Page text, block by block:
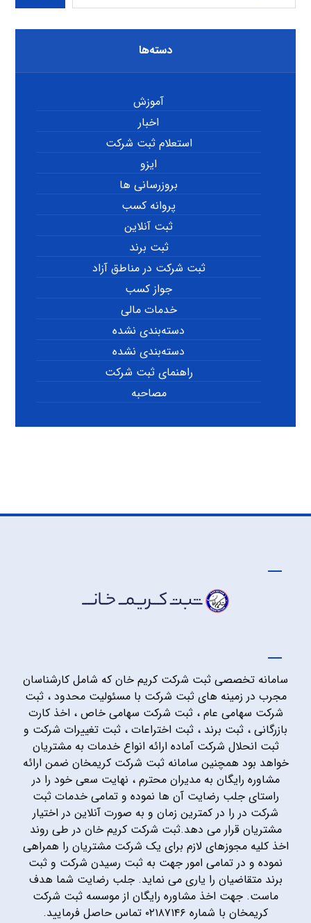
دسته‌ها
آموزش
اخبار
استعلام ثبت شرکت
ایزو
بروزرسانی ها
پروانه کسب
ثبت آنلاین
ثبت برند
ثبت شرکت در مناطق آزاد
جواز کسب
خدمات مالی
دسته‌بندی نشده
دسته‌بندی نشده
راهنمای ثبت شرکت
مصاحبه
سامانه تخصصی ثبت شرکت کریم خان که شامل کارشناسان
مجرب در زمینه های ثبت شرکت با مسئولیت محدود ، ثبت
شرکت سهامی عام ، ثبت شرکت سهامی خاص ، اخذ کارت
بازرگانی ، ثبت برند ، ثبت اختراعات ، ثبت تغییرات شرکت و
ثبت انحلال شرکت آماده ارائه انواع خدمات به مشتریان
خواهد بود همچنین سامانه ثبت شرکت کریمخان ضمن ارائه
مشاوره رایگان به مدیران محترم ، نهایت سعی خود را در
راستای جلب رضایت آن ها نموده و تمامی خدمات ثبت
شرکت در را در کمترین زمان و به صورت آنلاین در اختیار
مشتریان قرار می دهد.ثبت شرکت کریم خان در طی روند
اخذ کلیه مجوزهای لازم برای یک شرکت مشتریان را همراهی
نموده و در تمامی امور جهت به ثبت رسیدن شرکت و ثبت
برند متقاضیان را یاری می نماید. جلب رضایت شما هدف
ماست. جهت اخذ مشاوره رایگان از موسسه ثبت شرکت
کریمخان با شماره ۰۲۱۸۷۱۴۶ تماس حاصل فرمایید.